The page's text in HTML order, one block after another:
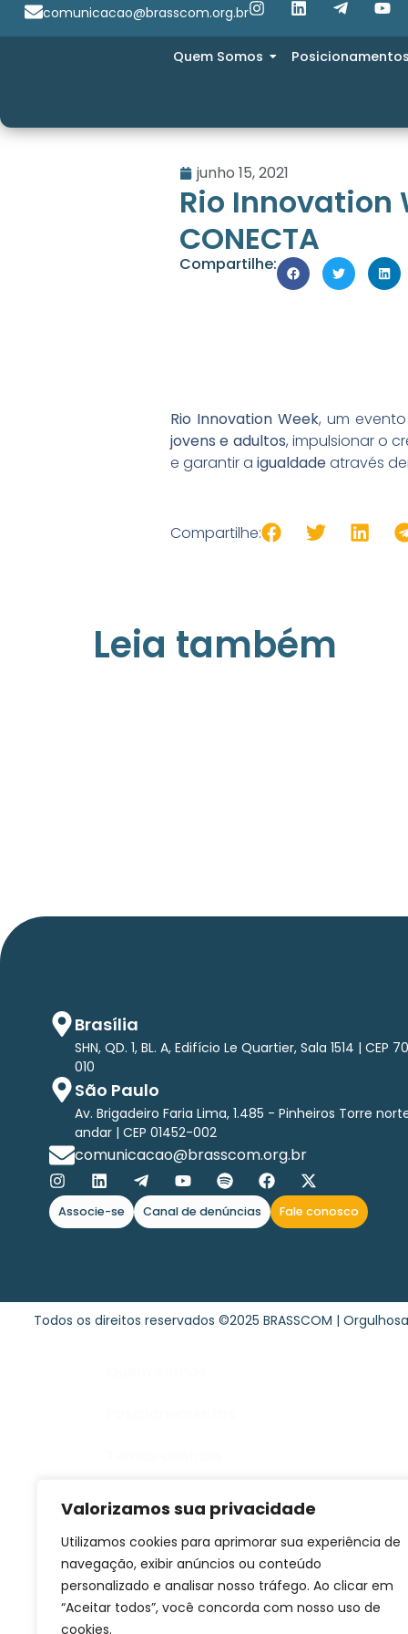
Valorizamos sua privacidade
Utilizamos cookies para aprimorar sua experiência de
navegação, exibir anúncios ou conteúdo
personalizado e analisar nosso tráfego. Ao clicar em
“Aceitar todos”, você concorda com nosso uso de
cookies.
comunicacao@brasscom.org.br
Quem Somos
junho 15, 2021
Rio Innovation
CONECTA
Compartilhe:
Rio Innovation Week, um
jovens e adultos, impulsionar o
e garantir a igualdadeatravés
Compartilhe:
Leia também
Brasília
SHN, QD. 1, BL. A, Edifício Le Quartier, Sala 1514 | CEP
010
São Paulo
Av. Brigadeiro Faria Lima, 1.485 - Pinheiros Torre
andar | CEP 01452-002
comunicacao@brasscom.org.br
Associe-se Canal de denúncias Fale conosco
Todos os direitos reservados ©2025 BRASSCOM |
Publicações
Comunicação
Contato
Seja associada